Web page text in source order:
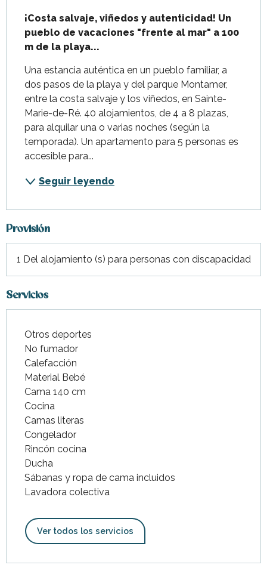
¡Costa salvaje, viñedos y autenticidad! Un
pueblo de vacaciones "frente al mar" a 100
m de la playa...
Una estancia auténtica en un pueblo familiar, a
dos pasos de la playa y del parque Montamer,
entre la costa salvaje y los viñedos, en Sainte-
Marie-de-Ré. 40 alojamientos, de 4 a 8 plazas,
para alquilar una o varias noches (según la
temporada). Un apartamento para 5 personas es
accesible para...
Seguir leyendo
Provisión
1 Del alojamiento (s) para personas con discapacidad
Servicios
Otros deportes
No fumador
Calefacción
Material Bebé
Cama 140 cm
Cocina
Camas literas
Congelador
Rincón cocina
Ducha
Sábanas y ropa de cama incluidos
Lavadora colectiva
Ver todos los servicios